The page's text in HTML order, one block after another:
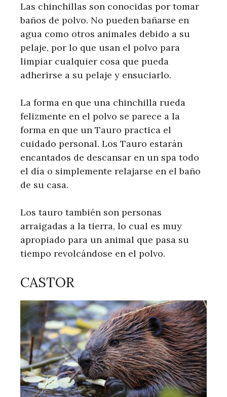
Las chinchillas son conocidas por tomar
baños de polvo. No pueden bañarse en
agua como otros animales debido a su
pelaje, por lo que usan el polvo para
limpiar cualquier cosa que pueda
adherirse a su pelaje y ensuciarlo.
La forma en que una chinchilla rueda
felizmente en el polvo se parece a la
forma en que un Tauro practica el
cuidado personal. Los Tauro estarán
encantados de descansar en un spa todo
el día o simplemente relajarse en el baño
de su casa.
Los tauro también son personas
arraigadas a la tierra, lo cual es muy
apropiado para un animal que pasa su
tiempo revolcándose en el polvo.
CASTOR